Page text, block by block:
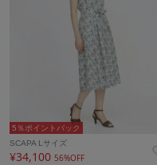
5％ポイントバック
SCAPA Lサイズ
¥34,100 56%OFF